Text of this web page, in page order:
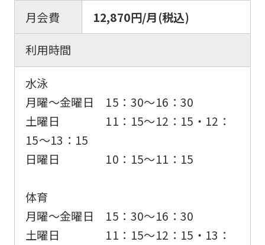
月会費
12,870円/月(税込)
利用時間
水泳
月曜〜金曜日 15：30〜16：30
土曜日 11：15〜12：15・12：
15〜13：15
日曜日 10：15～11：15
体育
月曜〜金曜日 15：30〜16：30
土曜日 11：15〜12：15・13：